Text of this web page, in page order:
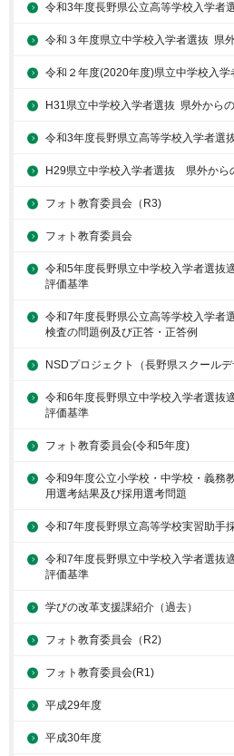
令和3年度長野県公立高等学校入学者
令和３年度県立中学校入学者選抜 県
令和２年度(2020年度)県立中学校入
H31県立中学校入学者選抜 県外から
令和3年度長野県立高等学校入学者選
H29県立中学校入学者選抜 県外から
フォト教育委員会（R3)
フォト教育委員会
令和5年度長野県立中学校入学者選抜
評価基準
令和7年度長野県公立高等学校入学者
検査の問題例及び正答・正答例
NSDプロジェクト（長野県スクールデ
令和6年度長野県立中学校入学者選抜
評価基準
フォト教育委員会(令和5年度)
令和9年度公立小学校・中学校・義務
用選考結果及び採用選考問題
令和7年度長野県立高等学校実習助手
令和7年度長野県立中学校入学者選抜
評価基準
学びの改革支援課紹介（過去）
フォト教育委員会（R2)
フォト教育委員会(R1)
平成29年度
平成30年度